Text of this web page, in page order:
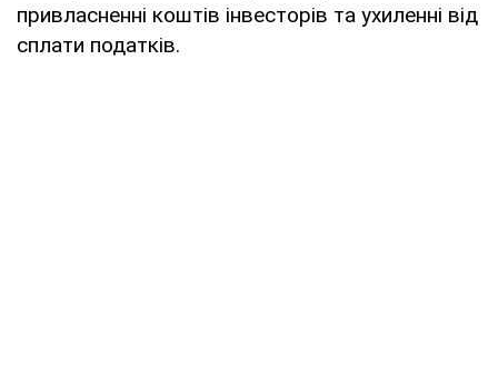
привласненні коштів інвесторів та ухиленні від
сплати податків.